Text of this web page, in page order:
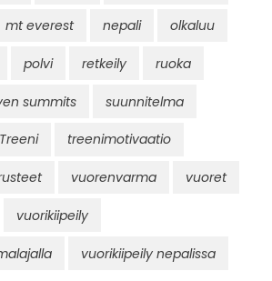
mt everest nepali olkaluu
polvi retkeily ruoka
summits suunnitelma
Treeni treenimotivaatio
vuorenvarma vuoret
vuorikiipeily
vuorikiipeily nepalissa